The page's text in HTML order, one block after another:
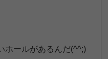
ホールがあるんだ(^^;)